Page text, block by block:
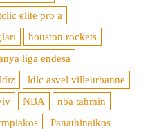
elite pro a
houston rockets
liga endesa
ldlc asvel villeurbanne
NBA
nba tahmin
Panathinaikos